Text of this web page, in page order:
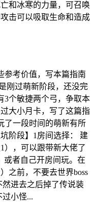
和冰寒的力量，可召唤
击可以吸取生命和造成
参考价值，写本篇指南
刚过萌新阶段，还没完
3个敏捷两个弓，争取本
大小月卡，写了这篇指
了一段时间的萌新有所
阶段】1房间选择： 建
），可以跟带新大佬了
或者自己开房间玩。在
之前，不要去世界boss
进去之后掉了传说装
小怪...